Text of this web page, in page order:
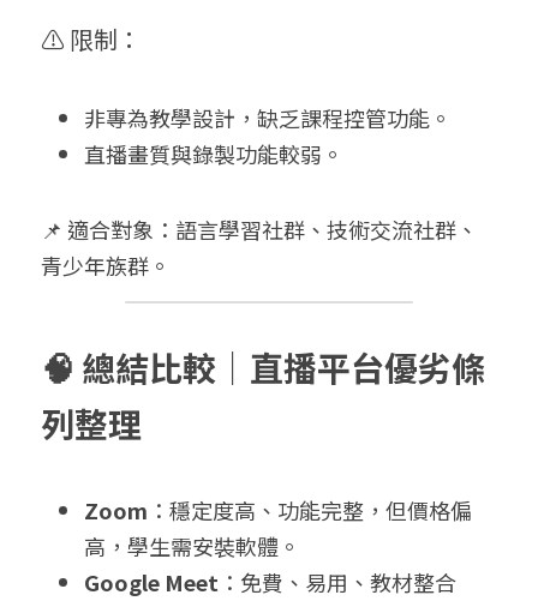
⚠️ 限制：
非專為教學設計，缺乏課程控管功能。
直播畫質與錄製功能較弱。
📌 適合對象：語言學習社群、技術交流社群、
青少年族群。
🧠 總結比較｜直播平台優劣條
列整理
Zoom ：穩定度高、功能完整，但價格偏
高，學生需安裝軟體。
Google Meet ：免費、易用、教材整合